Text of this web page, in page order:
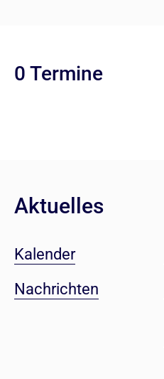
0 Termine
Aktuelles
Kalender
Nachrichten